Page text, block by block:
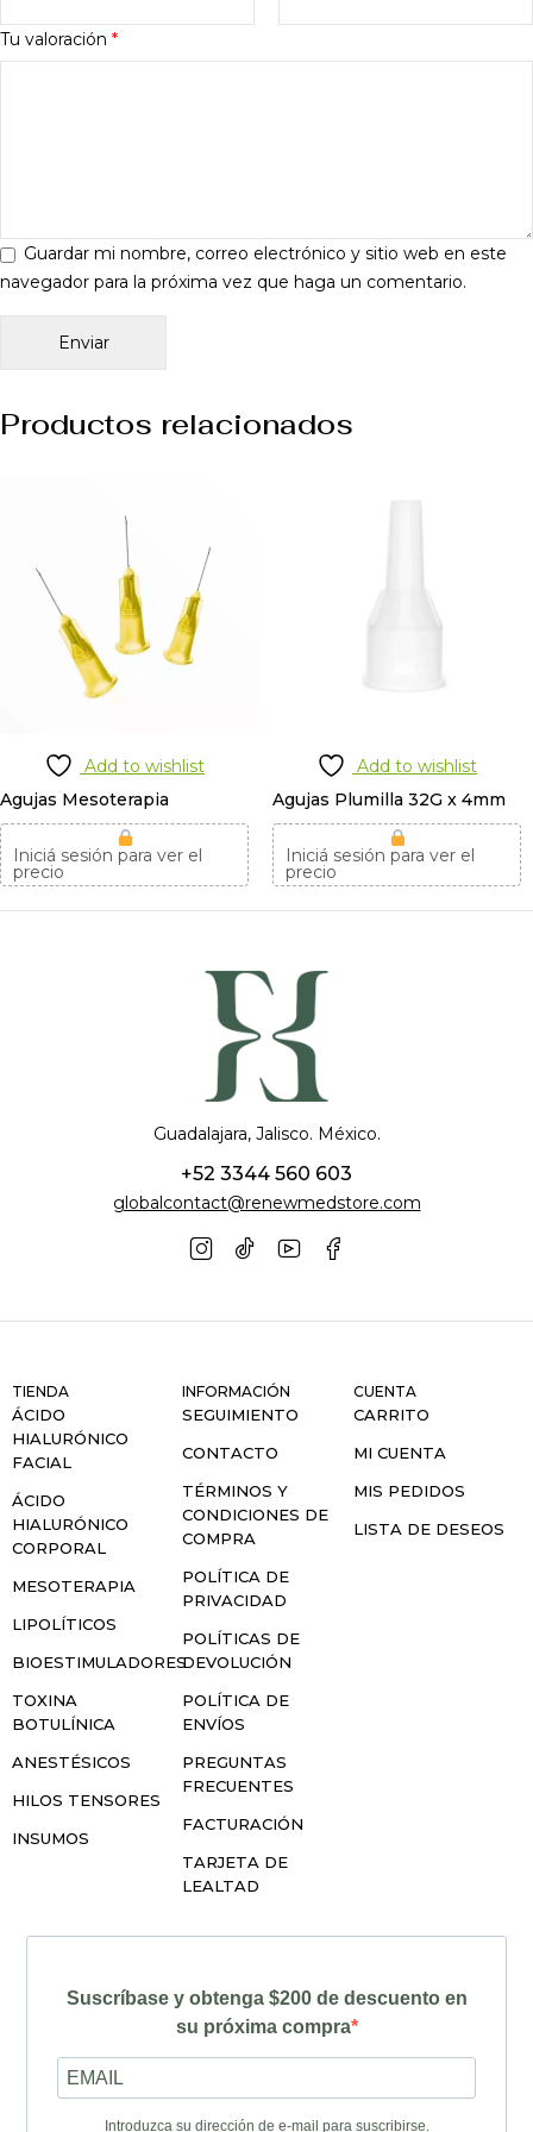
Tu valoración *
Guardar mi nombre, correo electrónico y sitio web en este
navegador para la próxima vez que haga un comentario.
Productos relacionados
Add to wishlist
Agujas Mesoterapia
Iniciá sesión para ver el
precio
Add to wishlist
Agujas Plumilla 32G x 4mm
Iniciá sesión para ver el
precio
Guadalajara, Jalisco. México.
+52 3344 560 603
globalcontact@renewmedstore.com
TIENDA
ÁCIDO
HIALURÓNICO
FACIAL
ÁCIDO
HIALURÓNICO
CORPORAL
MESOTERAPIA
LIPOLÍTICOS
BIOESTIMULADORES
TOXINA
BOTULÍNICA
ANESTÉSICOS
HILOS TENSORES
INSUMOS
INFORMACIÓN
SEGUIMIENTO
CONTACTO
TÉRMINOS Y
CONDICIONES DE
COMPRA
POLÍTICA DE
PRIVACIDAD
POLÍTICAS DE
DEVOLUCIÓN
POLÍTICA DE
ENVÍOS
PREGUNTAS
FRECUENTES
FACTURACIÓN
TARJETA DE
LEALTAD
CUENTA
CARRITO
MI CUENTA
MIS PEDIDOS
LISTA DE DESEOS
Suscríbase y obtenga $200 de descuento en
su próxima compra
Introduzca su dirección de e-mail para suscribirse.